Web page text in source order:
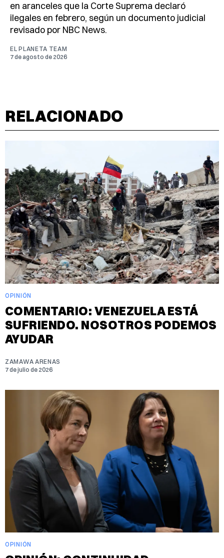
en aranceles que la Corte Suprema declaró
ilegales en febrero, según un documento judicial
revisado por NBC News.
EL PLANETA TEAM
7 de agosto de 2026
RELACIONADO
OPINIÓN
COMENTARIO: VENEZUELA ESTÁ
SUFRIENDO. NOSOTROS PODEMOS
AYUDAR
ZAMAWA ARENAS
7 de julio de 2026
OPINIÓN